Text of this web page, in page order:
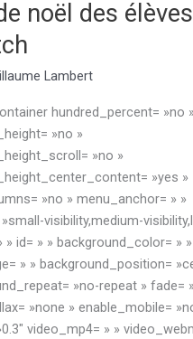
noël des
Lambert
hundred_percent= »no »
»no »
»no »
»yes »
»no » menu_anchor= » »
visibility,medium-
» id= » » background_color= » »
» » background_position=
»no-repeat » fade=
»none » enable_mobile=
video_mp4= » »